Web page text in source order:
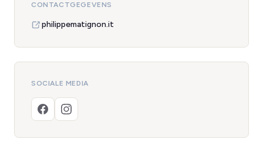
CONTACTGEGEVENS
philippematignon.it
SOCIALE MEDIA